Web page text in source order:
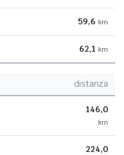
59,6 km
62,1 km
distanza
146,0
km
224,0